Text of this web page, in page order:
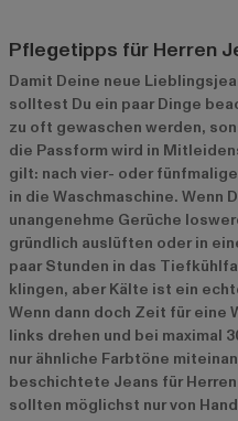
Pflegetipps für Herren
Damit Deine neue
solltest Du ein paar Dinge
zu oft gewaschen werden,
die Passform wird in
gilt: nach vier- oder
in die Waschmaschine. Wenn
unangenehme Gerüche
gründlich auslüften oder in
paar Stunden in das
klingen, aber Kälte ist ein
Wenn dann doch Zeit für eine
links drehen und bei maximal
nur ähnliche Farbtöne
beschichtete Jeans für
sollten möglichst nur von